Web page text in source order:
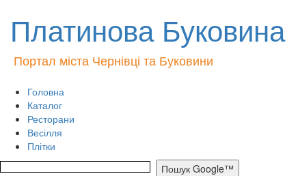
Платинова Буковина
Портал міста Чернівці та Буковини
Головна
Каталог
Ресторани
Весілля
Плітки